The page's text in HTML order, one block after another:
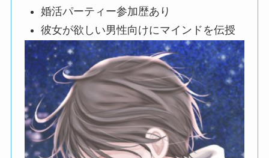
婚活パーティー参加歴あり
彼女が欲しい男性向けにマインドを伝授